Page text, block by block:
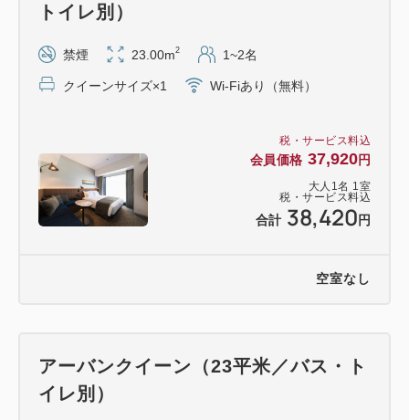
税・サービス料込
会員価格 37,920円
大人 1 名 1 室
税・サービス料込
合計 38,420 円
トイレ別）
禁煙 23.00m2 1~2名
クイーンサイズ×1 Wi-Fiあり（無料）
空室なし
アーバンクイーン（23平米／バス・ト
イレ別）